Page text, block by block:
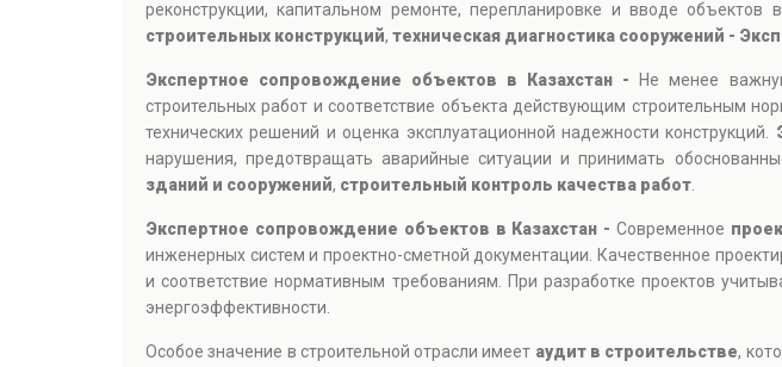
реконструкции, капитальном ремонте, перепланировке и вводе объектов
строительных конструкций, техническая диагностика сооружений -
Экспертное сопровождение объектов в Казахстан - Не менее
строительных работ и соответствие объекта действующим строительным
технических решений и оценка эксплуатационной надежности конструкций.
нарушения, предотвращать аварийные ситуации и принимать
зданий и сооружений, строительный контроль качества работ
Экспертное сопровождение объектов в Казахстан -Современное
инженерных систем и проектно-сметной документации. Качественное
и соответствие нормативным требованиям. При разработке проектов
энергоэффективности.
Особое значение в строительной отрасли имеет аудит в строительстве,